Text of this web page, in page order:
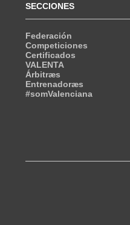
SECCIONES
Federación
Competiciones
Certificados
VALENTA
Árbitræs
Entrenadoræs
#somValenciana